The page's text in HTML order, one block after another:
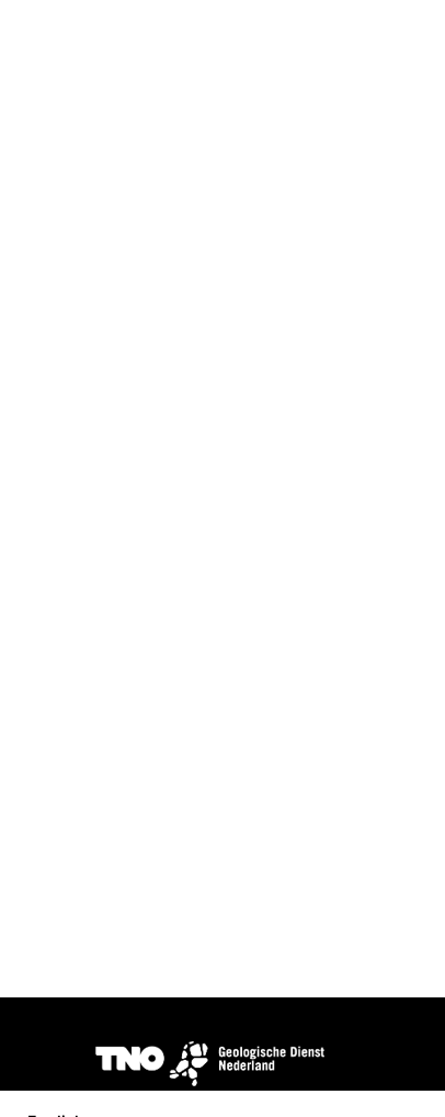
Afbeelding
DINOloket wordt ontwikkeld en beheerd doorTNO